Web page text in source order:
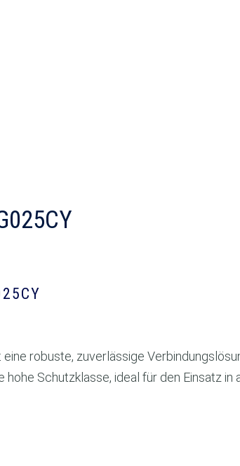
robuste, zuverlässige
hohe Schutzklasse, ideal für den Einsatz in